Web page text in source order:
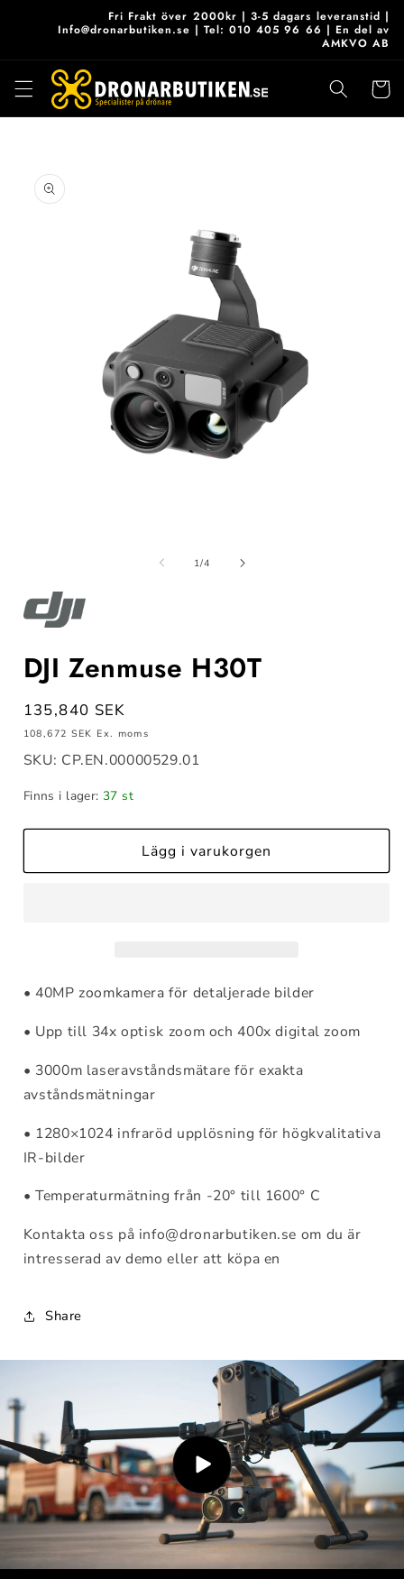
Fri Frakt över 2000kr | 3-5 dagars leveranstid |
Info@dronarbutiken.se | Tel: 010 405 96 66 | En del av
AMKVO AB
vidare till
modalfönster
1/av
4
DJI Zenmuse H30T
Ordinarie
pris
135,840 SEK
108,672 SEK Ex. moms
SKU: CP.EN.00000529.01
Finns i lager: 37 st
Lägg i varukorgen
• 40MP zoomkamera för detaljerade bilder
• Upp till 34x optisk zoom och 400x digital zoom
• 3000m laseravståndsmätare för exakta
avståndsmätningar
• 1280×1024 infraröd upplösning för högkvalitativa
IR-bilder
• Temperaturmätning från -20° till 1600° C
Kontakta oss på info@dronarbutiken.se om du är
intresserad av demo eller att köpa en
Share